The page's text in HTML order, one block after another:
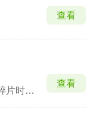
查看
趣味动画微课平台，利用碎片时间高效掌握考点。
查看